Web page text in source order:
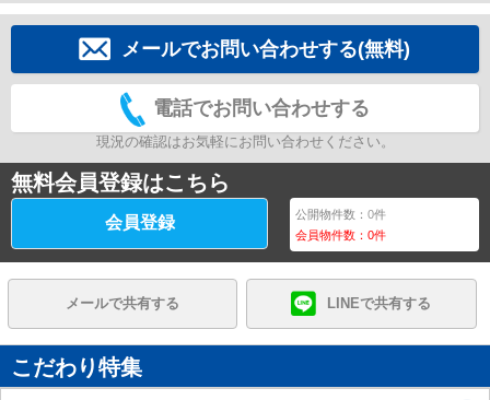
メールでお問い合わせする(無料)
電話でお問い合わせする
現況の確認はお気軽にお問い合わせください。
無料会員登録はこちら
会員登録 公開物件数：0件
会員物件数：0件
メールで共有する LINEで共有する
こだわり特集